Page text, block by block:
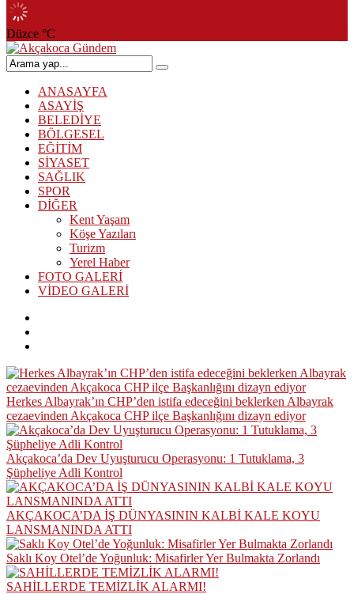
Düzce °C
ANASAYFA
ASAYİŞ
BELEDİYE
BÖLGESEL
EĞİTİM
SİYASET
SAĞLIK
SPOR
DİĞER
Kent Yaşam
Köşe Yazıları
Turizm
Yerel Haber
FOTO GALERİ
VİDEO GALERİ
Herkes Albayrak’ın CHP’den istifa edeceğini beklerken Albayrak
cezaevinden Akçakoca CHP ilçe Başkanlığını dizayn ediyor
Akçakoca’da Dev Uyuşturucu Operasyonu: 1 Tutuklama, 3
Şüpheliye Adli Kontrol
AKÇAKOCA’DA İŞ DÜNYASININ KALBİ KALE KOYU
LANSMANINDA ATTI
Saklı Koy Otel’de Yoğunluk: Misafirler Yer Bulmakta Zorlandı
SAHİLLERDE TEMİZLİK ALARMI!